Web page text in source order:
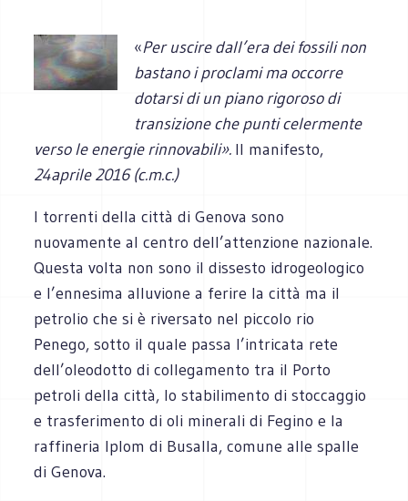
«Per uscire dall’era dei fossili non
bastano i proclami ma occorre
dotarsi di un piano rigoroso di
transizione che punti celermente
verso le energie rinnovabili». Il manifesto,
24aprile 2016 (c.m.c.)
I torrenti della città di Genova sono
nuovamente al centro dell’attenzione nazionale.
Questa volta non sono il dissesto idrogeologico
e l’ennesima alluvione a ferire la città ma il
petrolio che si è riversato nel piccolo rio
Penego, sotto il quale passa l’intricata rete
dell’oleodotto di collegamento tra il Porto
petroli della città, lo stabilimento di stoccaggio
e trasferimento di oli minerali di Fegino e la
raffineria Iplom di Busalla, comune alle spalle
di Genova.